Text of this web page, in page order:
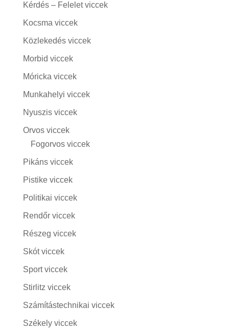
Kérdés – Felelet viccek
Kocsma viccek
Közlekedés viccek
Morbid viccek
Móricka viccek
Munkahelyi viccek
Nyuszis viccek
Orvos viccek
Fogorvos viccek
Pikáns viccek
Pistike viccek
Politikai viccek
Rendőr viccek
Részeg viccek
Skót viccek
Sport viccek
Stirlitz viccek
Számítástechnikai viccek
Székely viccek